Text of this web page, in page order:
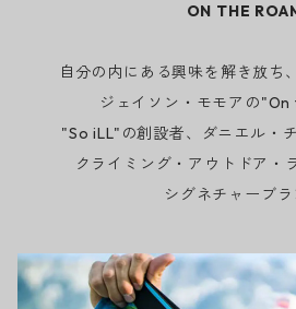
ON THE
自分の内にある興味を解き放ち
ジェイソン・モモアの"On
"So iLL"の創設者、ダニエル・
クライミング・アウトドア・
シグネチャーブラ